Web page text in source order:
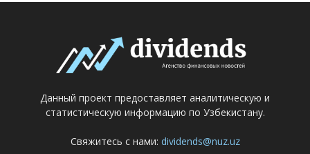
Данный проект предоставляет аналитическую и
статистическую информацию по Узбекистану.
Свяжитесь с нами: dividends@nuz.uz